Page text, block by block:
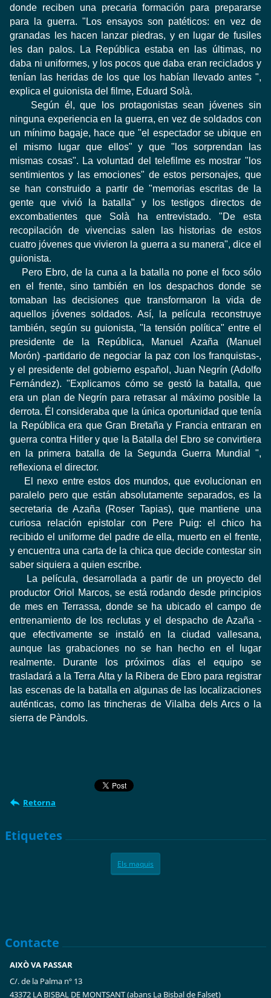
donde reciben una precaria formación para prepararse
para la guerra. "Los ensayos son patéticos: en vez de
granadas les hacen lanzar piedras, y en lugar de fusiles
les dan palos. La República estaba en las últimas, no
daba ni uniformes, y los pocos que daba eran reciclados y
tenían las heridas de los que los habían llevado antes ",
explica el guionista del filme, Eduard Solà.
Según él, que los protagonistas sean jóvenes sin
ninguna experiencia en la guerra, en vez de soldados con
un mínimo bagaje, hace que "el espectador se ubique en
el mismo lugar que ellos" y que "los sorprendan las
mismas cosas". La voluntad del telefilme es mostrar "los
sentimientos y las emociones" de estos personajes, que
se han construido a partir de "memorias escritas de la
gente que vivió la batalla" y los testigos directos de
excombatientes que Solà ha entrevistado. "De esta
recopilación de vivencias salen las historias de estos
cuatro jóvenes que vivieron la guerra a su manera", dice el
guionista.
Pero Ebro, de la cuna a la batalla no pone el foco sólo
en el frente, sino también en los despachos donde se
tomaban las decisiones que transformaron la vida de
aquellos jóvenes soldados. Así, la película reconstruye
también, según su guionista, "la tensión política" entre el
presidente de la República, Manuel Azaña (Manuel
Morón) -partidario de negociar la paz con los franquistas-,
y el presidente del gobierno español, Juan Negrín (Adolfo
Fernández). "Explicamos cómo se gestó la batalla, que
era un plan de Negrín para retrasar al máximo posible la
derrota. Él consideraba que la única oportunidad que tenía
la República era que Gran Bretaña y Francia entraran en
guerra contra Hitler y que la Batalla del Ebro se convirtiera
en la primera batalla de la Segunda Guerra Mundial ",
reflexiona el director.
El nexo entre estos dos mundos, que evolucionan en
paralelo pero que están absolutamente separados, es la
secretaria de Azaña (Roser Tapias), que mantiene una
curiosa relación epistolar con Pere Puig: el chico ha
recibido el uniforme del padre de ella, muerto en el frente,
y encuentra una carta de la chica que decide contestar sin
saber siquiera a quien escribe.
La película, desarrollada a partir de un proyecto del
productor Oriol Marcos, se está rodando desde principios
de mes en Terrassa, donde se ha ubicado el campo de
entrenamiento de los reclutas y el despacho de Azaña -
que efectivamente se instaló en la ciudad vallesana,
aunque las grabaciones no se han hecho en el lugar
realmente. Durante los próximos días el equipo se
trasladará a la Terra Alta y la Ribera de Ebro para registrar
las escenas de la batalla en algunas de las localizaciones
auténticas, como las trincheras de Vilalba dels Arcs o la
sierra de Pàndols.
Retorna
Etiquetes
Els maquis
Contacte
AIXÒ VA PASSAR
C/. de la Palma nº 13
43372 LA BISBAL DE MONTSANT (abans La Bisbal de Falset)